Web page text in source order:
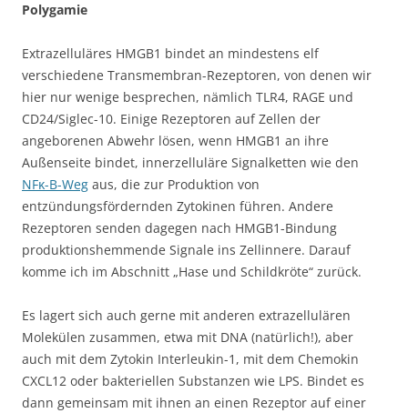
Polygamie
Extrazelluläres HMGB1 bindet an mindestens elf
verschiedene Transmembran-Rezeptoren, von denen wir
hier nur wenige besprechen, nämlich TLR4, RAGE und
CD24/Siglec-10. Einige Rezeptoren auf Zellen der
angeborenen Abwehr lösen, wenn HMGB1 an ihre
Außenseite bindet, innerzelluläre Signalketten wie den
NFκ-B-Weg aus, die zur Produktion von
entzündungsfördernden Zytokinen führen. Andere
Rezeptoren senden dagegen nach HMGB1-Bindung
produktionshemmende Signale ins Zellinnere. Darauf
komme ich im Abschnitt „Hase und Schildkröte“ zurück.
Es lagert sich auch gerne mit anderen extrazellulären
Molekülen zusammen, etwa mit DNA (natürlich!), aber
auch mit dem Zytokin Interleukin-1, mit dem Chemokin
CXCL12 oder bakteriellen Substanzen wie LPS. Bindet es
dann gemeinsam mit ihnen an einen Rezeptor auf einer